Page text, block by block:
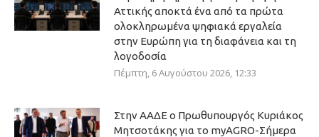
Αττικής αποκτά ένα από τα πρώτα
ολοκληρωμένα ψηφιακά εργαλεία
στην Ευρώπη για τη διαφάνεια και τη
λογοδοσία
Πέμπτη, 6 Αυγούστου 2026, 12:33
Στην ΑΑΔΕ ο Πρωθυπουργός Κυριάκος
Μητσοτάκης για το myAGRO-Σήμερα